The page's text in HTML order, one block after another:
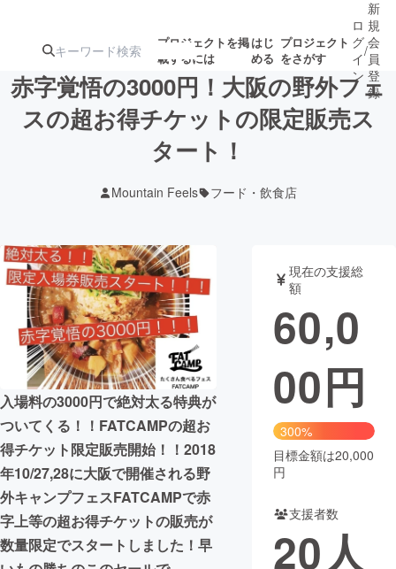
プロジェクトを掲
載するには
はじ
める
プロジェクト
をさがす
注目の新着プロ募集終了が近いプ
テクノロジー・ガジェット
映像・映画 書籍・雑誌
ビジネス・起業 チャレンジ
まちづくり・地域活性化
CAMPFIRE for Social Good
CAMPFIRE Creation
CAMPFIREふるさと納税
machi-ya コミュニティ
ロ
グ
イ
ン
/
新
規
会
員
登
録
赤字覚悟の3000円！大阪の野外フェ
スの超お得チケットの限定販売ス
タート！
Mountain Feels フード・飲食店
入場料の3000円で絶対太る特典が
ついてくる！！FATCAMPの超お
得チケット限定販売開始！！2018
年10/27,28に大阪で開催される野
外キャンプフェスFATCAMPで赤
字上等の超お得チケットの販売が
数量限定でスタートしました！早
現在の支援総
額
60,0
00円
300%
目標金額は20,000
円
支援者数
20人